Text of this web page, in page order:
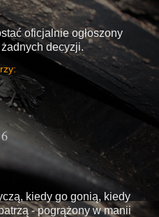
oficjalnie ogłoszony
decyzji.
kiedy go gonią, kiedy
- pogrążony w manii